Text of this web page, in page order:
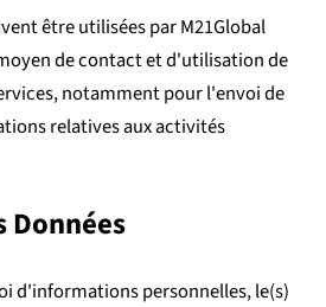
être utilisées par M21Global
de contact et d'utilisation de
notamment pour l'envoi de
relatives aux activités
Données
d'informations personnelles, le(s)